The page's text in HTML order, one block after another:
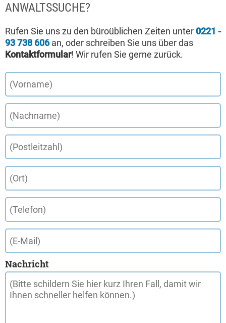
ANWALTSSUCHE?
Rufen Sie uns zu den büroüblichen Zeiten unter 0221 -
93 738 606an, oder schreiben Sie uns über das
Kontaktformular! Wir rufen Sie gerne zurück.
Nachricht